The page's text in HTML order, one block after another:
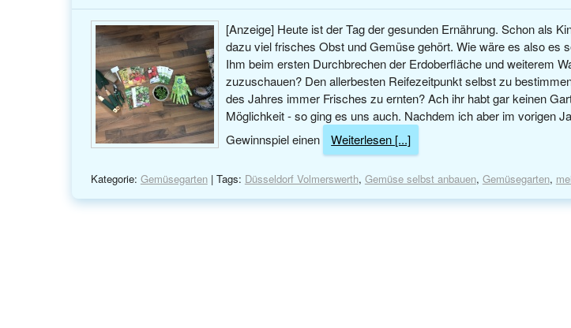
[Anzeige] Heute ist der Tag der gesunden Ernährung. Schon als
dazu viel frisches Obst und Gemüse gehört. Wie wäre es also es
Ihm beim ersten Durchbrechen der Erdoberfläche und weiterem
zuzuschauen? Den allerbesten Reifezeitpunkt selbst zu
des Jahres immer Frisches zu ernten? Ach ihr habt gar keinen
Möglichkeit - so ging es uns auch. Nachdem ich aber im vorigen
Gewinnspiel einen
Weiterlesen [...]
Kategorie: Gemüsegarten| Tags: Düsseldorf Volmerswerth, Gemüse selbst anbauen, Gemüsegarten,